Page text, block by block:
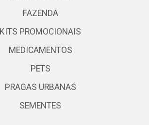
FAZENDA
KITS PROMOCIONAIS
MEDICAMENTOS
PETS
PRAGAS URBANAS
SEMENTES